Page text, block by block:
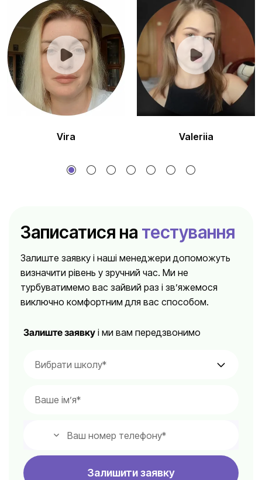
Vira Valeriia
2
Записатися на тестування
Залиште заявку і наші менеджери допоможуть
визначити рівень у зручний час. Ми не
турбуватимемо вас зайвий раз і зв’яжемося
виключно комфортним для вас способом.
Залиште заявку і ми вам передзвонимо
Залишити заявку